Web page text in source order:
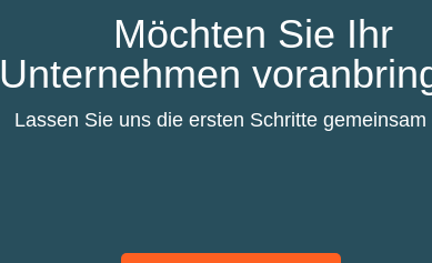
Möchten Sie Ihr
Unternehmen
Lassen Sie uns die ersten Schritte gemeinsam